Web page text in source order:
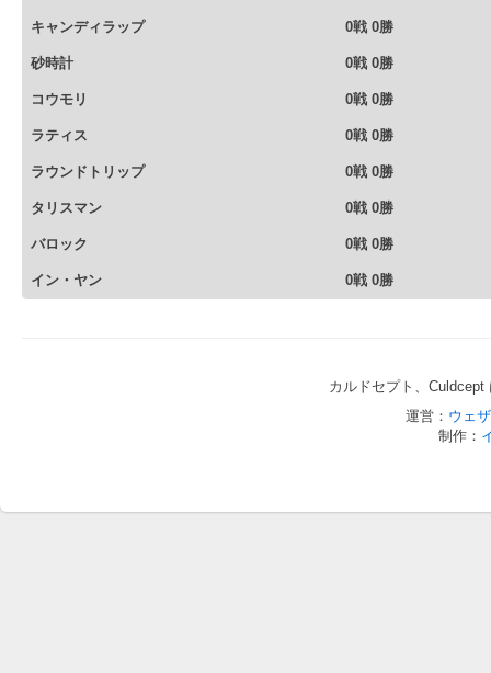
キャンディラップ 0戦 0勝
砂時計 0戦 0勝
コウモリ 0戦 0勝
ラティス 0戦 0勝
ラウンドトリップ 0戦 0勝
タリスマン 0戦 0勝
バロック 0戦 0勝
イン・ヤン 0戦 0勝
カルドセプト、
運営： ウェ
制作：